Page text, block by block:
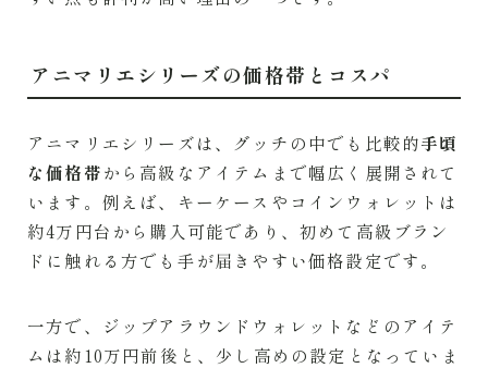
アニマリエシリーズの価格帯とコスパ
アニマリエシリーズは、グッチの中でも比較的手頃
な価格帯から高級なアイテムまで幅広く展開されて
います。例えば、キーケースやコインウォレットは
約4万円台から購入可能であり、初めて高級ブラン
ドに触れる方でも手が届きやすい価格設定です。
一方で、ジップアラウンドウォレットなどのアイテ
ムは約10万円前後と、少し高めの設定となっていま